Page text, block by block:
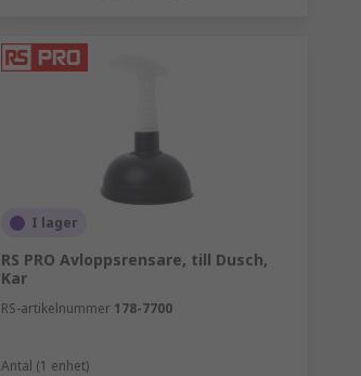
I lager
RS PRO Avloppsrensare, till Dusch,
Kar
RS-artikelnummer 178-7700
Antal (1 enhet)